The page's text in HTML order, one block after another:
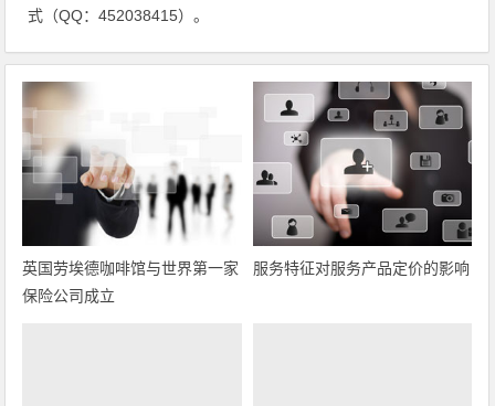
式（QQ：452038415）。
英国劳埃德咖啡馆与世界第一家
保险公司成立
服务特征对服务产品定价的影响